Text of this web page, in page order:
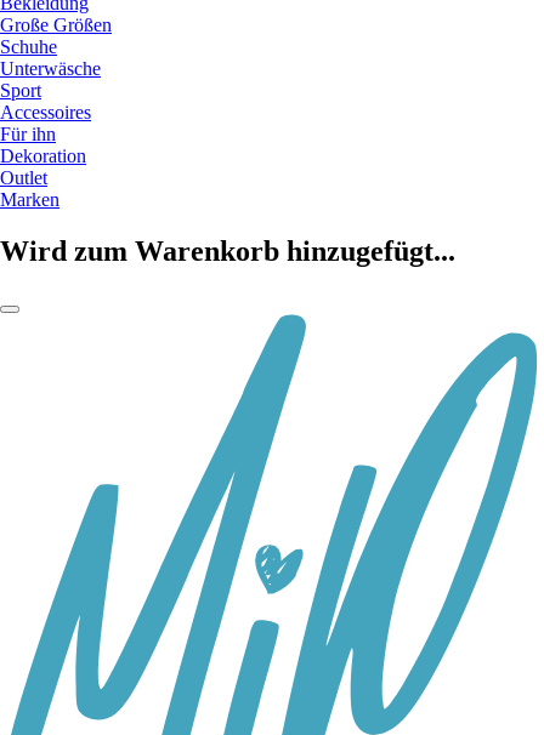
Große Größen
Schuhe
Unterwäsche
Sport
Accessoires
Für ihn
Dekoration
Outlet
Marken
Wird zum Warenkorb hinzugefügt...